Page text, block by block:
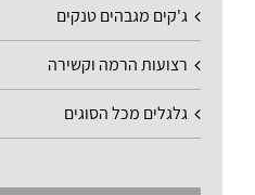
ג'קים מגבהים טנקים
רצועות הרמה וקשירה
גלגלים מכל הסוגים